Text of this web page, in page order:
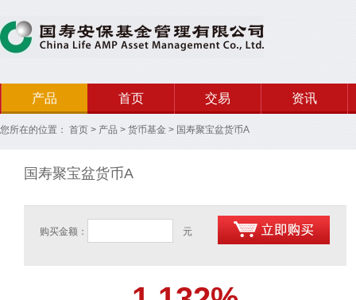
产品 首页 交易 资讯
您所在的位置： 首页 > 产品 > 货币基金 > 国寿聚宝盆货币A
国寿聚宝盆货币A
购买金额： 元